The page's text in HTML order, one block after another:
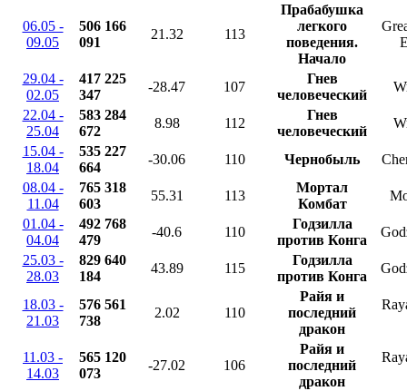
06.05 -
09.05
506 166
091
21.32 113
Прабабушка
легкого
поведения.
Начало
29.04 -
02.05
417 225
347
-28.47 107
Гнев
человеческий
22.04 -
25.04
583 284
672
8.98 112
Гнев
человеческий
15.04 -
18.04
535 227
664
-30.06 110 Чернобыль
08.04 -
11.04
765 318
603
55.31 113
Мортал
Комбат
01.04 -
04.04
492 768
479
-40.6 110
Годзилла
против Конга
25.03 -
28.03
829 640
184
43.89 115
Годзилла
против Конга
18.03 -
21.03
576 561
738
2.02 110
Райя и
последний
дракон
11.03 -
14.03
565 120
073
-27.02 106
Райя и
последний
дракон